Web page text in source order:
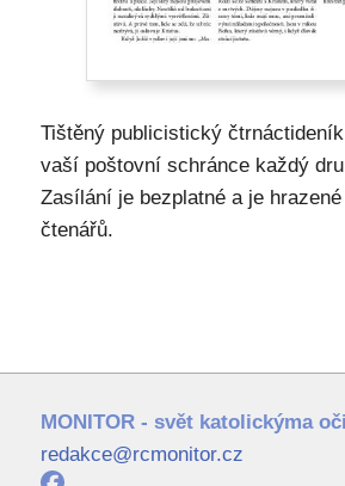
Tištěný publicistický
vaší poštovní schránce každý
Zasílání je bezplatné a je
čtenářů.
MONITOR - svět katolickýma
redakce@rcmonitor.cz